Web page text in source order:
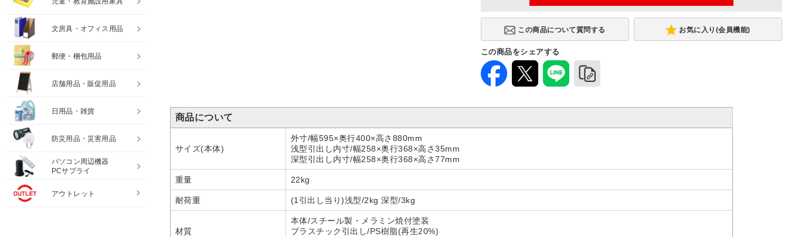
お気に入り(会員機能)
この商品をシェアする
商品について
サイズ(本体)
外寸/幅595×奥行400×高さ880mm
浅型引出し内寸/幅258×奥行368×高さ35mm
深型引出し内寸/幅258×奥行368×高さ77mm
重量 22kg
耐荷重 (1引出し当り)浅型/2kg 深型/3kg
材質
本体/スチール製・メラミン焼付塗装
プラスチック引出し/PS樹脂(再生20%)
文房具・オフィス用品
郵便・梱包用品
店舗用品・販促用品
日用品・雑貨
防災用品・災害用品
パソコン周辺機器
PCサプライ
アウトレット